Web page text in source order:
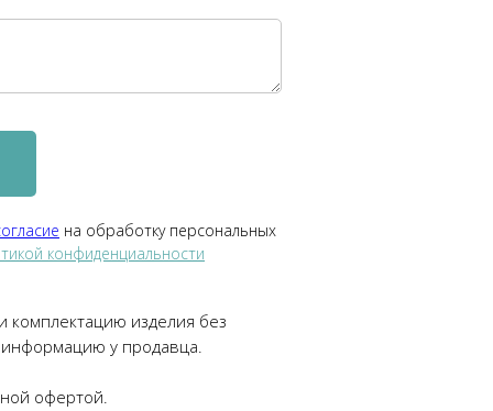
на обработку персональных
конфиденциальности
комплектацию изделия без
у продавца.
офертой.